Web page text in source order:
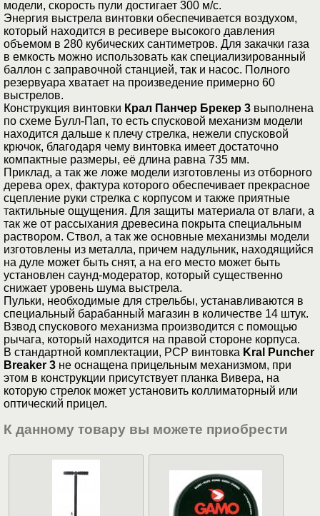
модели, скорость пули достигает 300 м/с.
Энергия выстрела винтовки обеспечивается воздухом,
который находится в ресивере высокого давления
объемом в 280 кубических сантиметров. Для закачки газа
в емкость можно использовать как специализированный
баллон с заправочной станцией, так и насос. Полного
резервуара хватает на произведение примерно 60
выстрелов.
Конструкция винтовки Крал Панчер Брекер 3 выполнена
по схеме Булл-Пап, то есть спусковой механизм модели
находится дальше к плечу стрелка, нежели спусковой
крючок, благодаря чему винтовка имеет достаточно
компактные размеры, её длина равна 735 мм.
Приклад, а так же ложе модели изготовлены из отборного
дерева орех, фактура которого обеспечивает прекрасное
сцепление руки стрелка с корпусом и также приятные
тактильные ощущения. Для защиты материала от влаги, а
так же от рассыхания древесина покрыта специальным
раствором. Ствол, а так же основные механизмы модели
изготовлены из металла, причем надульник, находящийся
на дуле может быть снят, а на его место может быть
установлен саунд-модератор, который существенно
снижает уровень шума выстрела.
Пульки, необходимые для стрельбы, устанавливаются в
специальный барабанный магазин в количестве 14 штук.
Взвод спускового механизма производится с помощью
рычага, который находится на правой стороне корпуса.
В стандартной комплектации, PCP винтовка Kral Puncher
Breaker 3 не оснащена прицельным механизмом, при
этом в конструкции присутствует планка Вивера, на
которую стрелок может установить коллиматорный или
оптический прицел.
К данному товару вы можете приобрести